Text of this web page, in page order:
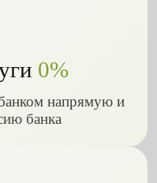
0%
напрямую и
банка